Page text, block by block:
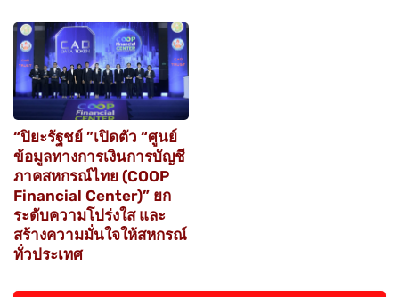
“ปิยะรัฐชย์ ”เปิดตัว “ศูนย์
ข้อมูลทางการเงินการบัญชี
ภาคสหกรณ์ไทย (COOP
Financial Center)” ยก
ระดับความโปร่งใส และ
สร้างความมั่นใจให้สหกรณ์
ทั่วประเทศ